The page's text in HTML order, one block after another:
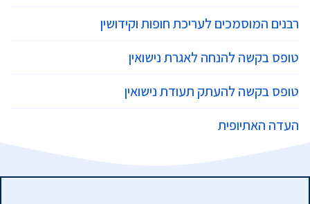
רבנים המוסמכים לעריכת חופות וקידושין
טופס בקשה להנחה לאגרת נישואין
טופס בקשה להעתק תעודת נישואין
העדה האתיופית